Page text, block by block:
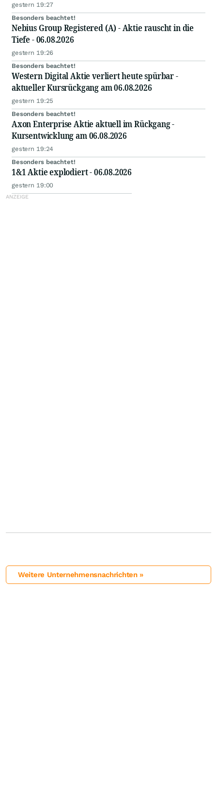
gestern 19:27
Besonders beachtet!
Nebius Group Registered (A) - Aktie rauscht in die
Tiefe - 06.08.2026
gestern 19:26
Besonders beachtet!
Western Digital Aktie verliert heute spürbar -
aktueller Kursrückgang am 06.08.2026
gestern 19:25
Besonders beachtet!
Axon Enterprise Aktie aktuell im Rückgang -
Kursentwicklung am 06.08.2026
gestern 19:24
Besonders beachtet!
1&1 Aktie explodiert - 06.08.2026
gestern 19:00
Weitere Unternehmensnachrichten »